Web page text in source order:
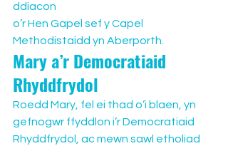
ddiacon
o’r Hen Gapel sef y Capel
Methodistaidd yn Aberporth.
Mary a’r Democratiaid
Rhyddfrydol
Roedd Mary, fel ei thad o’i blaen, yn
gefnogwr ffyddlon i’r Democratiaid
Rhyddfrydol, ac mewn sawl etholiad